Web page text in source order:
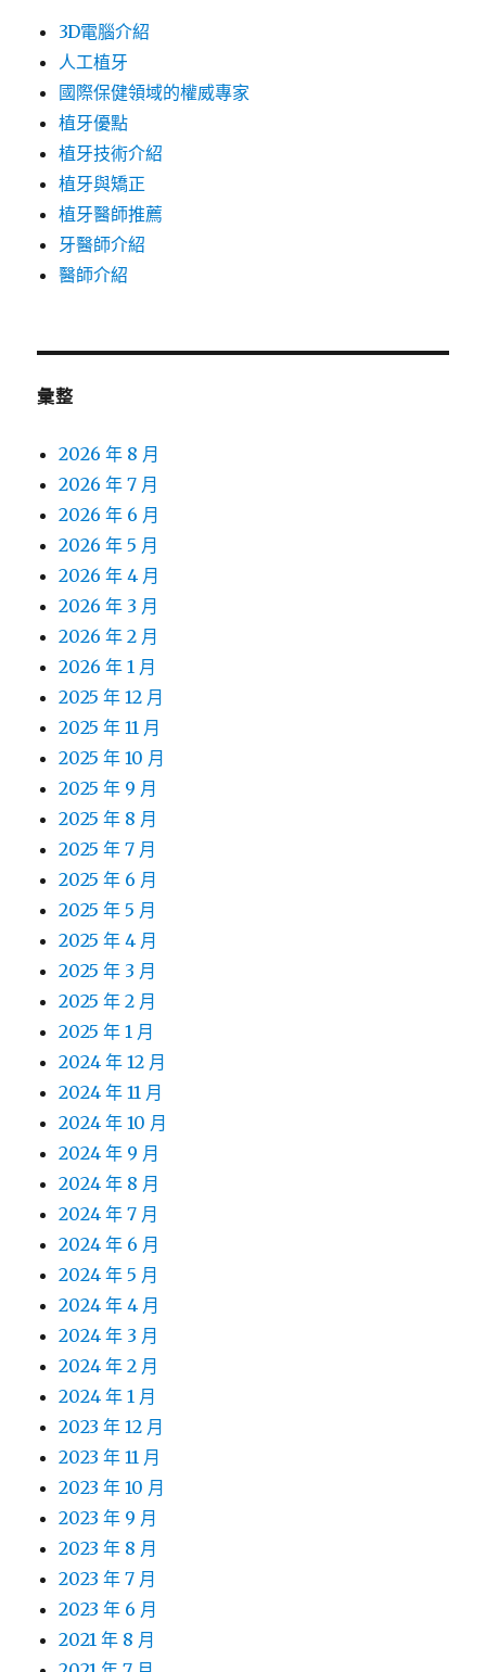
3D電腦介紹
人工植牙
國際保健領域的權威專家
植牙優點
植牙技術介紹
植牙與矯正
植牙醫師推薦
牙醫師介紹
醫師介紹
彙整
2026 年 8 月
2026 年 7 月
2026 年 6 月
2026 年 5 月
2026 年 4 月
2026 年 3 月
2026 年 2 月
2026 年 1 月
2025 年 12 月
2025 年 11 月
2025 年 10 月
2025 年 9 月
2025 年 8 月
2025 年 7 月
2025 年 6 月
2025 年 5 月
2025 年 4 月
2025 年 3 月
2025 年 2 月
2025 年 1 月
2024 年 12 月
2024 年 11 月
2024 年 10 月
2024 年 9 月
2024 年 8 月
2024 年 7 月
2024 年 6 月
2024 年 5 月
2024 年 4 月
2024 年 3 月
2024 年 2 月
2024 年 1 月
2023 年 12 月
2023 年 11 月
2023 年 10 月
2023 年 9 月
2023 年 8 月
2023 年 7 月
2023 年 6 月
2021 年 8 月